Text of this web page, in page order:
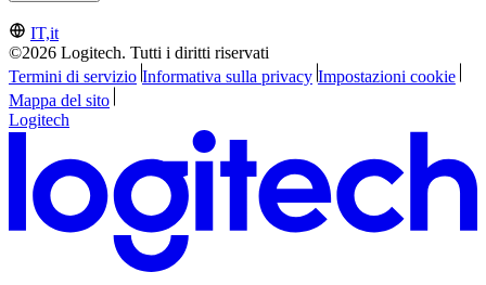
IT,it
©2026 Logitech. Tutti i diritti riservati
Termini di servizio Informativa sulla privacy Impostazioni cookie
Mappa del sito
Logitech